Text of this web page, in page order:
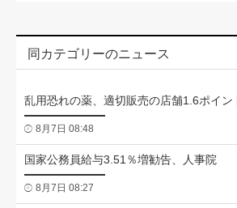
同カテゴリーのニュース
乱用恐れの薬、適切販売の店舗1.6ポイン
8月7日 08:48
国家公務員給与3.51％増勧告、人事院
8月7日 08:27